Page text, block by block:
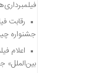
رقابت
جشنواره
اعلام
بین‌الملل»